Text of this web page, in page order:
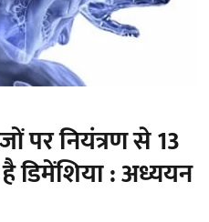
पर नियंत्रण से 13
: अध्ययन